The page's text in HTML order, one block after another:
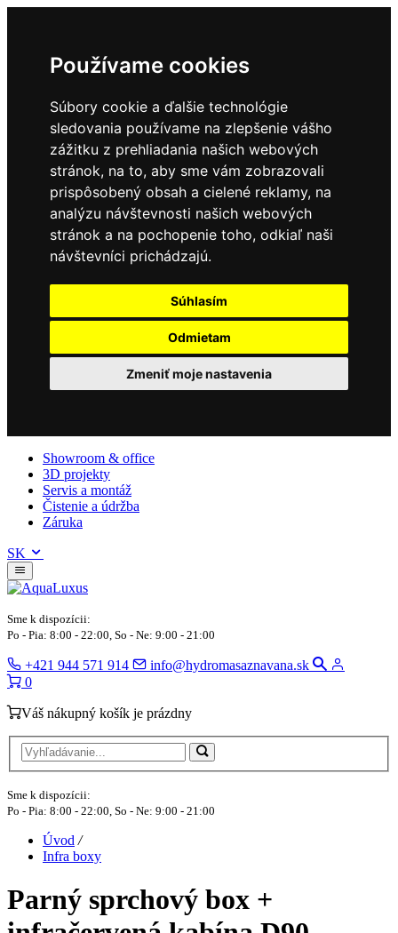
Používame cookies
Súbory cookie a ďalšie technológie
sledovania používame na zlepšenie vášho
zážitku z prehliadania našich webových
stránok, na to, aby sme vám zobrazovali
prispôsobený obsah a cielené reklamy, na
analýzu návštevnosti našich webových
stránok a na pochopenie toho, odkiaľ naši
návštevníci prichádzajú.
Súhlasím
Odmietam
Zmeniť moje nastavenia
Showroom & office
3D projekty
Servis a montáž
Čistenie a údržba
Záruka
SK
Sme k dispozícii:
Po - Pia: 8:00 - 22:00, So - Ne: 9:00 - 21:00
+421 944 571 914
info@hydromasaznavana.sk
0
Váš nákupný košík je prázdny
Sme k dispozícii:
Po - Pia: 8:00 - 22:00, So - Ne: 9:00 - 21:00
Úvod /
Infra boxy
Parný sprchový box +